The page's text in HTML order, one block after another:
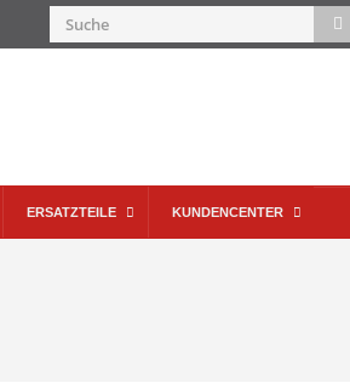
ERSATZTEILE KUNDENCENTER